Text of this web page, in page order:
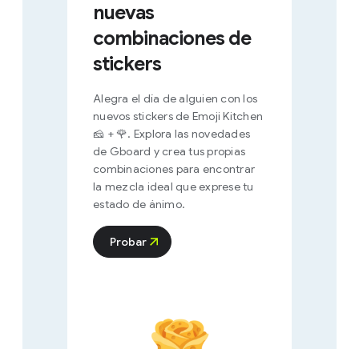
nuevas
combinaciones de
stickers
Alegra el día de alguien con los
nuevos stickers de Emoji Kitchen
🧀 + 🌹. Explora las novedades
de Gboard y crea tus propias
combinaciones para encontrar
la mezcla ideal que exprese tu
estado de ánimo.
Probar